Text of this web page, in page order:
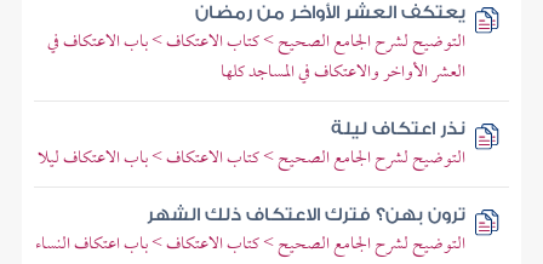
يعتكف العشر الأواخر من رمضان
التوضيح لشرح الجامع الصحيح > كتاب الاعتكاف > باب الاعتكاف في
العشر الأواخر والاعتكاف في المساجد كلها
نذر اعتكاف ليلة
التوضيح لشرح الجامع الصحيح > كتاب الاعتكاف > باب الاعتكاف ليلا
ترون بهن؟ فترك الاعتكاف ذلك الشهر
التوضيح لشرح الجامع الصحيح > كتاب الاعتكاف > باب اعتكاف النساء